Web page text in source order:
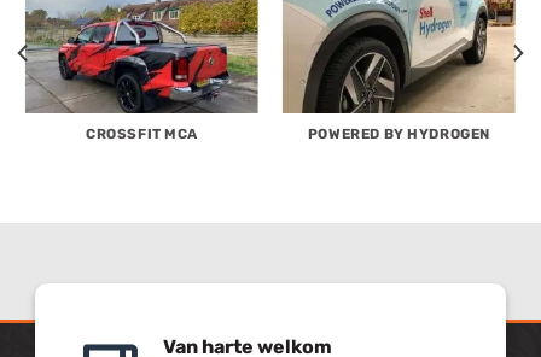
CROSSFIT MCA POWERED BY HYDROGEN
Van harte welkom